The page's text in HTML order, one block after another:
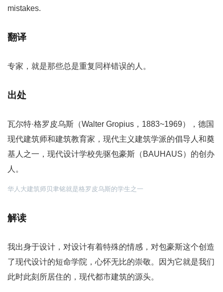
mistakes.
翻译
专家，就是那些总是重复同样错误的人。
出处
瓦尔特·格罗皮乌斯（Walter Gropius，1883~1969），德国
现代建筑师和建筑教育家，现代主义建筑学派的倡导人和奠
基人之一，现代设计学校先驱包豪斯（BAUHAUS）的创办
人。
华人大建筑师贝聿铭就是格罗皮乌斯的学生之一
解读
我出身于设计，对设计有着特殊的情感，对包豪斯这个创造
了现代设计的短命学院，心怀无比的崇敬。因为它就是我们
此时此刻所居住的，现代都市建筑的源头。